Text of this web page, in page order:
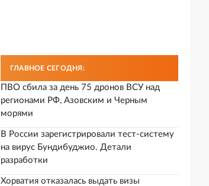
ГЛАВНОЕ СЕГОДНЯ:
ПВО сбила за день 75 дронов ВСУ над
регионами РФ, Азовским и Черным
морями
В России зарегистрировали тест-систему
на вирус Бундибуджио. Детали
разработки
Хорватия отказалась выдать визы